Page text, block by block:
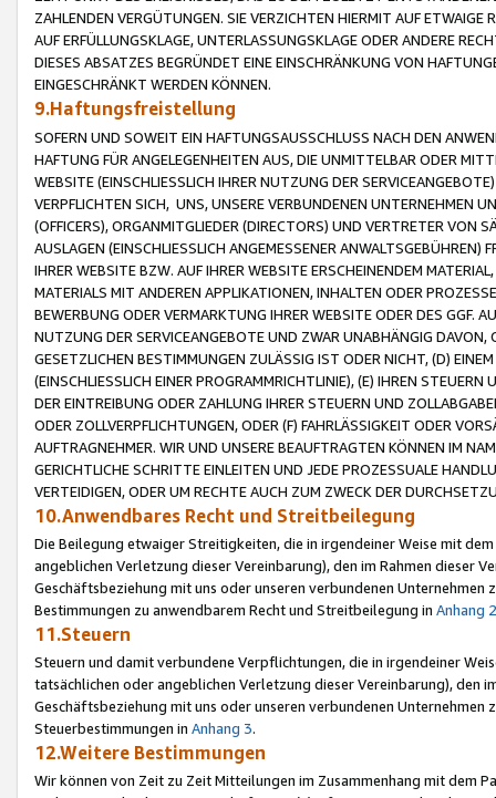
ZAHLENDEN VERGÜTUNGEN. SIE VERZICHTEN HIERMIT AUF
AUF ERFÜLLUNGSKLAGE, UNTERLASSUNGSKLAGE ODER ANDERE
DIESES ABSATZES BEGRÜNDET EINE EINSCHRÄNKUNG VON
EINGESCHRÄNKT WERDEN KÖNNEN.
9.Haftungsfreistellung
SOFERN UND SOWEIT EIN HAFTUNGSAUSSCHLUSS NACH DEN
HAFTUNG FÜR ANGELEGENHEITEN AUS, DIE UNMITTELBAR ODER
WEBSITE (EINSCHLIESSLICH IHRER NUTZUNG DER
VERPFLICHTEN SICH, UNS, UNSERE VERBUNDENEN UNTERNEHMEN
(OFFICERS), ORGANMITGLIEDER (DIRECTORS) UND VERTRETER VON
AUSLAGEN (EINSCHLIESSLICH ANGEMESSENER
IHRER WEBSITE BZW. AUF IHRER WEBSITE ERSCHEINENDEM
MATERIALS MIT ANDEREN APPLIKATIONEN, INHALTEN ODER
BEWERBUNG ODER VERMARKTUNG IHRER WEBSITE ODER DES GGF.
NUTZUNG DER SERVICEANGEBOTE UND ZWAR UNABHÄNGIG
GESETZLICHEN BESTIMMUNGEN ZULÄSSIG IST ODER NICHT, (D)
(EINSCHLIESSLICH EINER PROGRAMMRICHTLINIE), (E) IHREN
DER EINTREIBUNG ODER ZAHLUNG IHRER STEUERN UND
ODER ZOLLVERPFLICHTUNGEN, ODER (F) FAHRLÄSSIGKEIT ODER
AUFTRAGNEHMER. WIR UND UNSERE BEAUFTRAGTEN KÖNNEN IM
GERICHTLICHE SCHRITTE EINLEITEN UND JEDE PROZESSUALE
VERTEIDIGEN, ODER UM RECHTE AUCH ZUM ZWECK DER
10.Anwendbares Recht und Streitbeilegung
Die Beilegung etwaiger Streitigkeiten, die in irgendeiner Weise mit
angeblichen Verletzung dieser Vereinbarung), den im Rahmen dieser
Geschäftsbeziehung mit uns oder unseren verbundenen
Bestimmungen zu anwendbarem Recht und Streitbeilegung in Anhang 2
11.Steuern
Steuern und damit verbundene Verpflichtungen, die in irgendeiner
tatsächlichen oder angeblichen Verletzung dieser Vereinbarung), den
Geschäftsbeziehung mit uns oder unseren verbundenen
Steuerbestimmungen in Anhang 3.
12.Weitere Bestimmungen
Wir können von Zeit zu Zeit Mitteilungen im Zusammenhang mit dem